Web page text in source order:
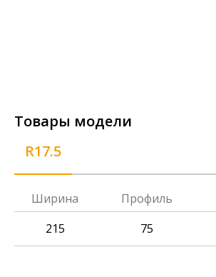
Товары модели
R17.5
Ширина Профиль
215
75